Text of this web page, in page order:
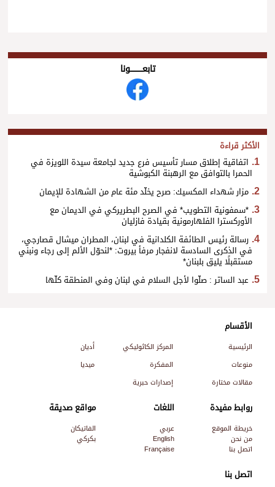
تابعــــــــــونا
الأكثر قراءة
اتفاقية إطلاق مسار تأسيس فرع جديد لجامعة سيدة اللويزة في
الحمرا بالتوافق مع الرهبنة الكبوشية
مزار شهداء المكسيك: صرح يخلّد مئة عام من الشهادة للإيمان
*سمفونية التطويب* في الصرح البطريركي في الديمان مع
الأوركسترا الفلهارمونية بقيادة فازليان
رسالة رئيس الطائفة الكلدانية في لبنان، المطران ميشال قصارجي،
في الذكرى السادسة لانفجار مرفأ بيروت: *لنحوّل الألم إلى رجاء ونبني
مستقبلًا يليق بلبنان*
عبد الساتر : صلّوا لأجل السلام في لبنان وفي المنطقة كلّها
اتصل بنا
الأقسام
الرئيسية المركز الكاثوليكي
أديان
منوعات
المفكرة
ميديا
مقالات مختارة
إصدارات حبرية
روابط مفيدة
خريطة الموقع
من نحن
اتصل بنا
اللغات
عربي
English
Française
مواقع صديقة
الفاتيكان
بكركي